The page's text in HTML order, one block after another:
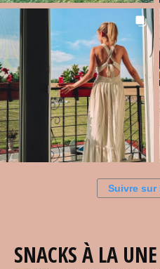
Suivre sur
SNACKS À LA UNE